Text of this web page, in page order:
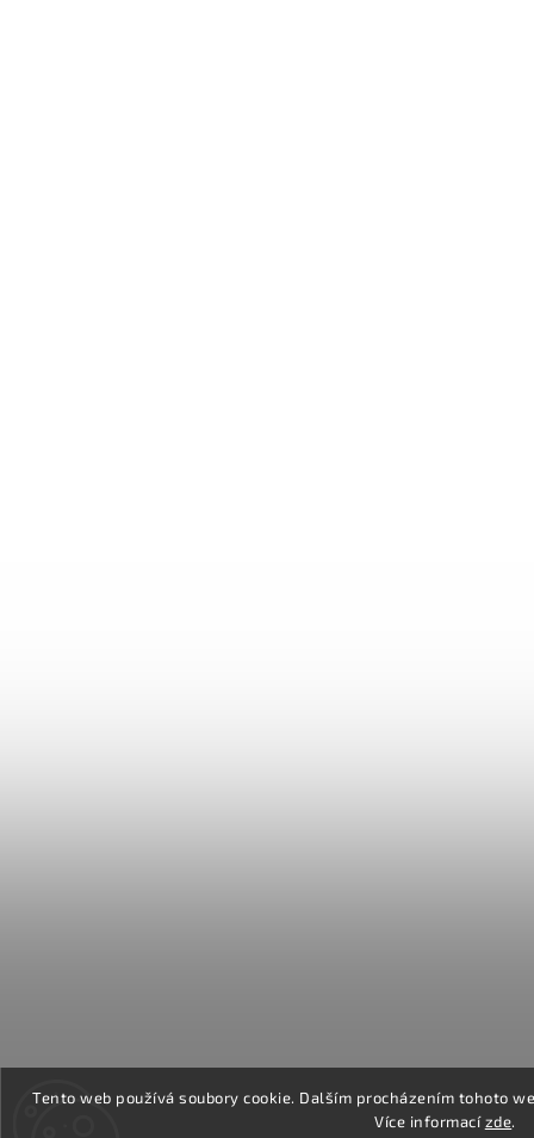
Tento web používá soubory cookie. Dalším procházením tohoto
Více informacízde.